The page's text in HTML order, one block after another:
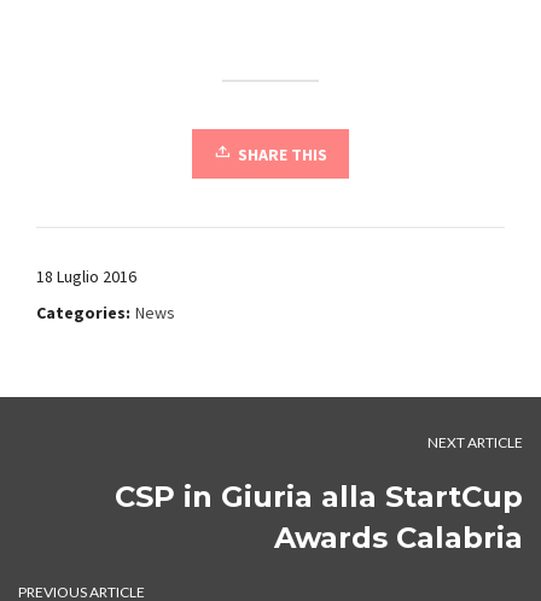
SHARE THIS
18 Luglio 2016
Categories: News
NEXT ARTICLE
CSP in Giuria alla StartCup
Awards Calabria
PREVIOUS ARTICLE